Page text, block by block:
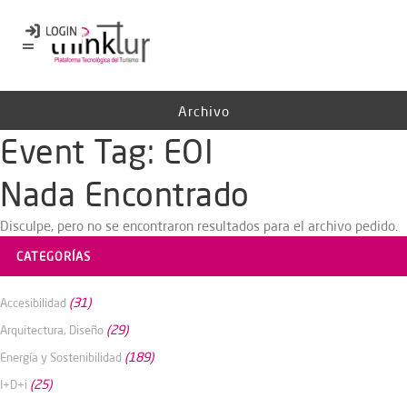
Archivo
Event Tag: EOI
Nada Encontrado
Disculpe, pero no se encontraron resultados para el archivo pedido.
CATEGORÍAS
Accesibilidad (31)
Arquitectura, Diseño (29)
Energía y Sostenibilidad (189)
I+D+i (25)